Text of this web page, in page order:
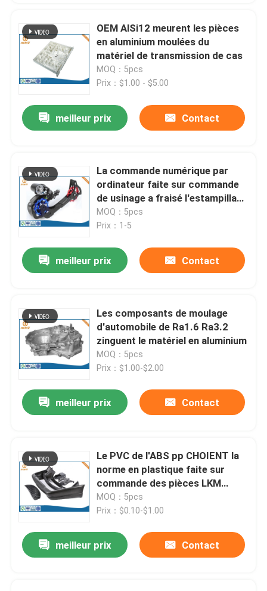
OEM AlSi12 meurent les pièces
en aluminium moulées du
matériel de transmission de cas
MOQ：5pcs
Prix：$1.00 - $5.00
meilleur prix Contact
La commande numérique par
ordinateur faite sur commande
de usinage a fraisé l'estampillage
titanique d'acier inoxydable de
pièces
MOQ：5pcs
Prix：1-5
meilleur prix Contact
Les composants de moulage
d'automobile de Ra1.6 Ra3.2
zinguent le matériel en aluminium
MOQ：5pcs
Prix：$1.00-$2.00
meilleur prix Contact
Le PVC de l'ABS pp CHOIENT la
norme en plastique faite sur
commande des pièces LKM
HASCO de l'injection PA66
MOQ：5pcs
Prix：$0.10-$1.00
meilleur prix Contact